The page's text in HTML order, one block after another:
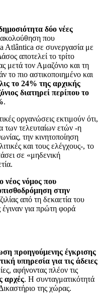
δύο νέες
που
Atlântica σε συνεργασία με
αποτελεί το τρίτο
μετά τον Αμαζόνιο και τη
το πιο αστικοποιημένο και
το 24% της αρχικής
διατηρεί περίπου το
.
οργανώσεις εκτιμούν ότι,
των τελευταίων ετών -η
την κινητοποίηση
και τους ελέγχους-, το
σε «μηδενική
ο νέος νόμος που
στην
από τη δεκαετία του
έγιναν για πρώτη φορά
προηγούμενης έγκρισης
υπηρεσία για τις άδειες
αφήνοντας πλέον τις
αρχές. Η συνταγματικότητά
της χώρας.